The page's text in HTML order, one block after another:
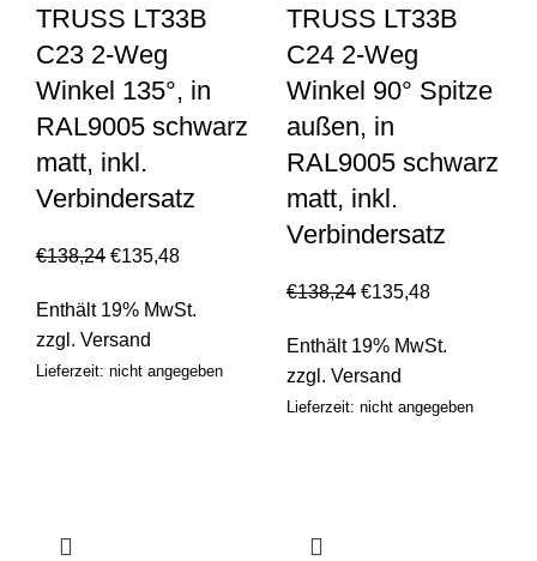
TRUSS LT33B
C23 2-Weg
Winkel 135°, in
RAL9005 schwarz
matt, inkl.
Verbindersatz
€138,24 €135,48
Enthält 19% MwSt.
zzgl. Versand
Lieferzeit: nicht angegeben
TRUSS LT33B
C24 2-Weg
Winkel 90° Spitze
außen, in
RAL9005 schwarz
matt, inkl.
Verbindersatz
€138,24 €135,48
Enthält 19% MwSt.
zzgl. Versand
Lieferzeit: nicht angegeben